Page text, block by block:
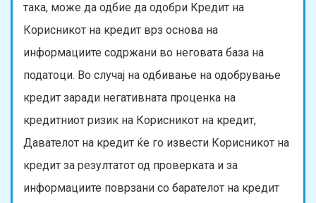
така, може да одбие да одобри Кредит на
Корисникот на кредит врз основа на
информациите содржани во неговата база на
податоци. Во случај на одбивање на одобрување
кредит заради негативната проценка на
кредитниот ризик на Корисникот на кредит,
Давателот на кредит ќе го извести Корисникот на
кредит за резултатот од проверката и за
информациите поврзани со барателот на кредит